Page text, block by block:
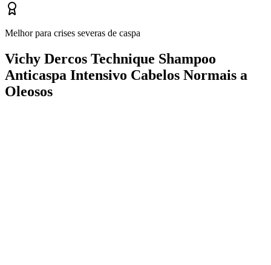
Melhor para crises severas de caspa
Vichy Dercos Technique Shampoo
Anticaspa Intensivo Cabelos Normais a
Oleosos